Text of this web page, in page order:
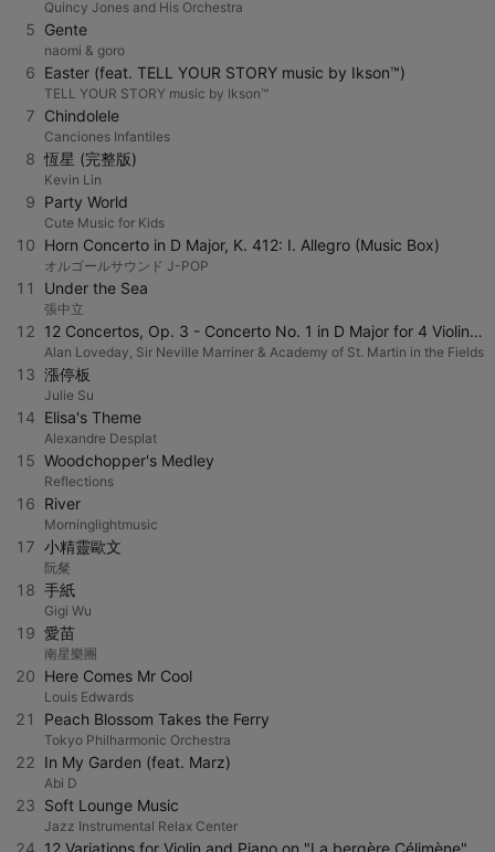
Quincy Jones and His Orchestra
5 Gente
naomi & goro
6 Easter (feat. TELL YOUR STORY music by Ikson™)
TELL YOUR STORY music by Ikson™
7 Chindolele
Canciones Infantiles
8 恆星 (完整版)
Kevin Lin
9 Party World
Cute Music for Kids
10 Horn Concerto in D Major, K. 412: I. Allegro (Music Box)
オルゴールサウンド J-POP
11 Under the Sea
張中立
12 12 Concertos, Op. 3 - Concerto No. 1 in D Major for 4 Violins: I. Allegro
Alan Loveday, Sir Neville Marriner & Academy of St. Martin in the Fields
13 漲停板
Julie Su
14 Elisa's Theme
Alexandre Desplat
15 Woodchopper's Medley
Reflections
16 River
Morninglightmusic
17 小精靈歐文
阮粲
18 手紙
Gigi Wu
19 愛苗
南星樂團
20 Here Comes Mr Cool
Louis Edwards
21 Peach Blossom Takes the Ferry
Tokyo Philharmonic Orchestra
22 In My Garden (feat. Marz)
Abi D
23 Soft Lounge Music
Jazz Instrumental Relax Center
24 12 Variations for Violin and Piano on "La bergère Célimène", K. 359: Var. 3